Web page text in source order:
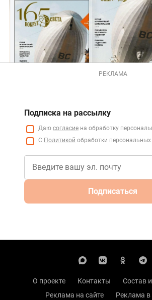
РЕКЛАМА
Подписка на рассылку
Даю согласие на обработку
С Политикой обработки
Подписаться
О проекте Контакты
Состав
Реклама на сайте
Реклама